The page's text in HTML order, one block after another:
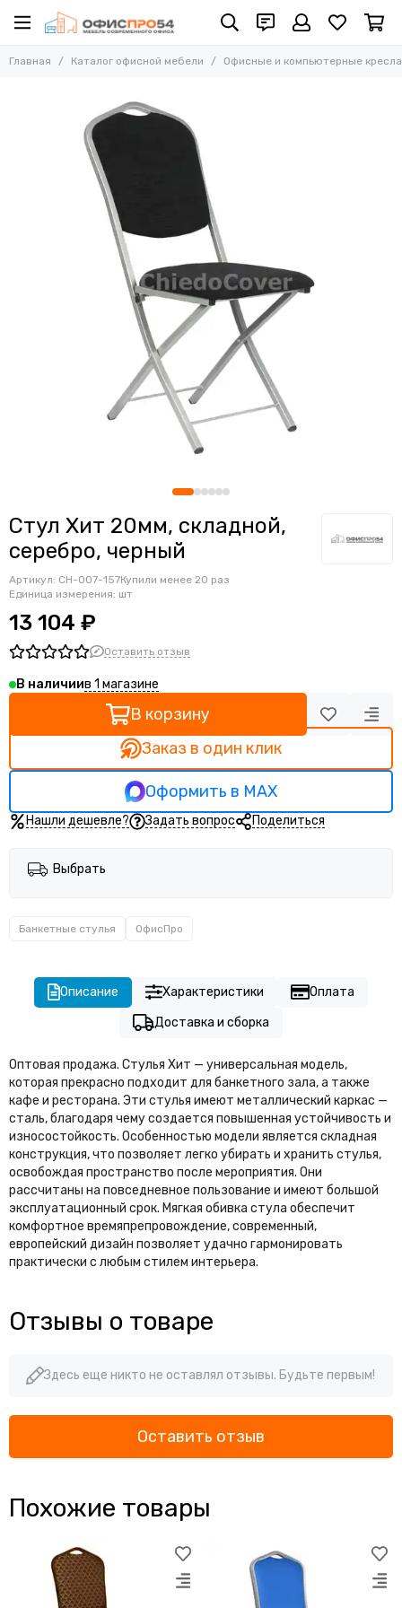
Офисные и компьютерные кресла
Складные стулья
Офисные кресла для персонала
Кресла для руководителей
Усиленные кресла (до 250 кг)
Конференц-кресла
Эргономичные кресла
Кресла для домашнего офиса
Офисные кресла Samurai
Офисные кресла Ergolife
Офисные кресла Yoga
Офисные кресла Move
Многоместные секции
Ортопедические кресла
Главная Каталог офисной мебели Офисные и компьютерные кресла
Стул Хит 20мм, складной,
серебро, черный
Артикул: CH-007-157Купили менее 20 раз
Единица измерения: шт
13 104 ₽
Оставить отзыв
В наличиив 1 магазине
В корзину
Заказ в один клик
Оформить в MAX
Нашли дешевле? Задать вопрос Поделиться
Выбрать
Банкетные стулья ОфисПро
Описание Характеристики
Оплата
Доставка и сборка
Оптовая продажа. Стулья Хит — универсальная модель,
которая прекрасно подходит для банкетного зала, а также
кафе и ресторана. Эти стулья имеют металлический каркас —
сталь, благодаря чему создается повышенная устойчивость и
износостойкость. Особенностью модели является складная
конструкция, что позволяет легко убирать и хранить стулья,
освобождая пространство после мероприятия. Они
рассчитаны на повседневное пользование и имеют большой
эксплуатационный срок. Мягкая обивка стула обеспечит
комфортное времяпрепровождение, современный,
европейский дизайн позволяет удачно гармонировать
практически с любым стилем интерьера.
Отзывы о товаре
Здесь еще никто не оставлял отзывы. Будьте первым!
Оставить отзыв
Похожие товары